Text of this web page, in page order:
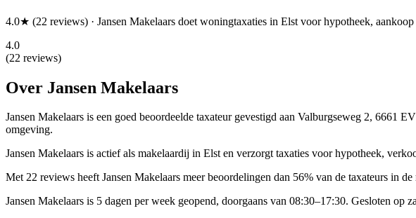
4.0★ (22 reviews) · Jansen Makelaars doet woningtaxaties in Elst voor hypotheek,
4.0
(22 reviews)
Over Jansen Makelaars
Jansen Makelaars is een goed beoordeelde taxateur gevestigd aan Valburgseweg 2, 6661
omgeving.
Jansen Makelaars is actief als makelaardij in Elst en verzorgt taxaties voor hypotheek,
Met 22 reviews heeft Jansen Makelaars meer beoordelingen dan 56% van de taxateurs in de
Jansen Makelaars is 5 dagen per week geopend, doorgaans van 08:30–17:30. Gesloten op